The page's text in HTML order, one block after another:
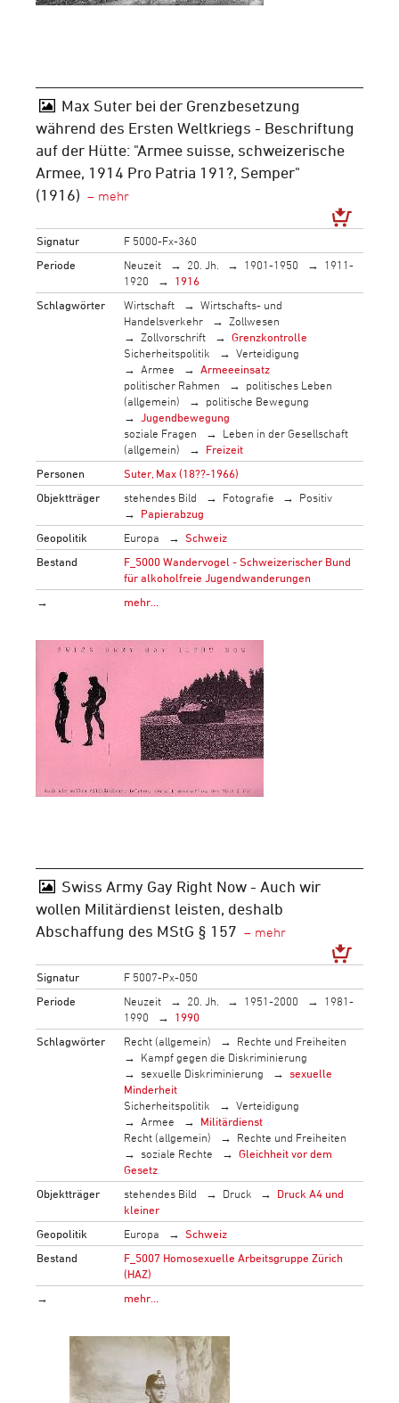
Max Suter bei der Grenzbesetzung
während des Ersten Weltkriegs - Beschriftung
auf der Hütte: "Armee suisse, schweizerische
Armee, 1914 Pro Patria 191?, Semper"
(1916)
Signatur
F 5000-Fx-360
Periode
Neuzeit 20. Jh. 1901-1950
1911-
1920
1916
Schlagwörter
Wirtschaft
Wirtschafts- und
Handelsverkehr
Zollwesen
Zollvorschrift
Grenzkontrolle
Sicherheitspolitik
Verteidigung
Armee
Armeeeinsatz
politischer Rahmen
politisches Leben
(allgemein)
politische Bewegung
Jugendbewegung
soziale Fragen
Leben in der Gesellschaft
(allgemein)
Freizeit
Personen
Suter, Max (18??-1966)
Objektträger
stehendes Bild Fotografie
Positiv
Papierabzug
Geopolitik
Europa
Schweiz
Bestand
F_5000 Wandervogel - Schweizerischer Bund
für alkoholfreie Jugendwanderungen
→
mehr…
Swiss Army Gay Right Now - Auch wir
wollen Militärdienst leisten, deshalb
Abschaffung des MStG § 157
Signatur
F 5007-Px-050
Periode
Neuzeit 20. Jh. 1951-2000
1981-
1990
1990
Schlagwörter
Recht (allgemein)
Rechte und Freiheiten
Kampf gegen die Diskriminierung
sexuelle Diskriminierung
sexuelle
Minderheit
Sicherheitspolitik
Verteidigung
Armee
Militärdienst
Recht (allgemein)
Rechte und Freiheiten
soziale Rechte
Gleichheit vor dem
Gesetz
Objektträger
stehendes Bild Druck
Druck A4 und
kleiner
Geopolitik
Europa
Schweiz
Bestand
F_5007 Homosexuelle Arbeitsgruppe Zürich
(HAZ)
→
mehr…